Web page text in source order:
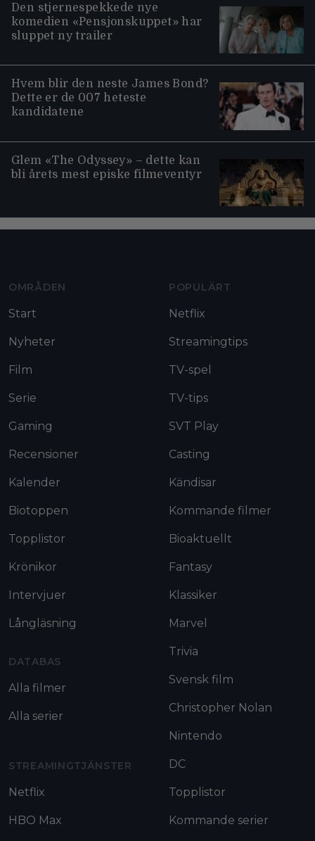
Den stjernespekkede nye
komedien «Pensjonskuppet» har
sluppet ny trailer
Hvem blir den neste James Bond?
Dette er de 007 heteste
kandidatene
Glem «The Odyssey» – dette kan
bli årets mest episke filmeventyr
OMRÅDEN
Start
Nyheter
Film
Serie
Gaming
Recensioner
Kalender
Biotoppen
Topplistor
Krönikor
Intervjuer
Långläsning
DATABAS
Alla filmer
Alla serier
STREAMINGTJÄNSTER
Netflix
HBO Max
POPULÄRT
Netflix
Streamingtips
TV-spel
TV-tips
SVT Play
Casting
Kändisar
Kommande filmer
Bioaktuellt
Fantasy
Klassiker
Marvel
Trivia
Svensk film
Christopher Nolan
Nintendo
DC
Topplistor
Kommande serier